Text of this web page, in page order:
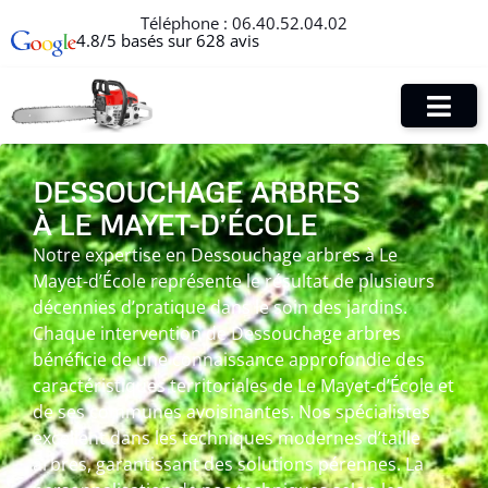
Téléphone : 06.40.52.04.02
4.8/5 basés sur 628 avis
DESSOUCHAGE ARBRES
À LE MAYET-D’ÉCOLE
Notre expertise en Dessouchage arbres à Le
Mayet-d’École représente le résultat de plusieurs
décennies d’pratique dans le soin des jardins.
Chaque intervention de Dessouchage arbres
bénéficie de une connaissance approfondie des
caractéristiques territoriales de Le Mayet-d’École et
de ses communes avoisinantes. Nos spécialistes
excellent dans les techniques modernes d’taille
arbres, garantissant des solutions pérennes. La